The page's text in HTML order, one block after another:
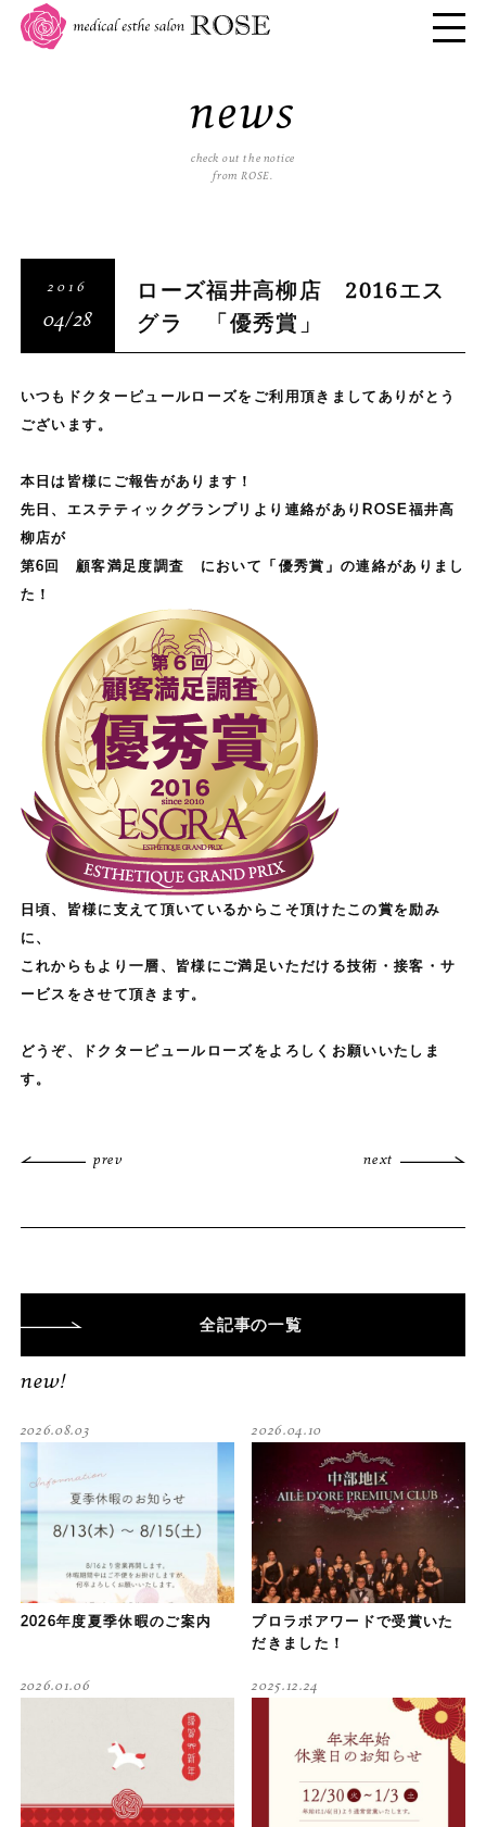
news
check out the notice
from ROSE.
2016
04/28
ローズ福井高柳店 2016エス
グラ 「優秀賞」
いつもドクターピュールローズをご利用頂きましてありがとう
ございます。
本日は皆様にご報告があります！
先日、エステティックグランプリより連絡がありROSE福井高
柳店が
第6回 顧客満足度調査 において「優秀賞」の連絡がありまし
た！
日頃、皆様に支えて頂いているからこそ頂けたこの賞を励み
に、
これからもより一層、皆様にご満足いただける技術・接客・サ
ービスをさせて頂きます。
どうぞ、ドクターピュールローズをよろしくお願いいたしま
す。
prev next
全記事の一覧
new!
2026年度夏季休暇のご案内
2026.08.03
プロラボアワードで受賞いた
だきました！
2026.04.10
2026.01.06 2025.12.24